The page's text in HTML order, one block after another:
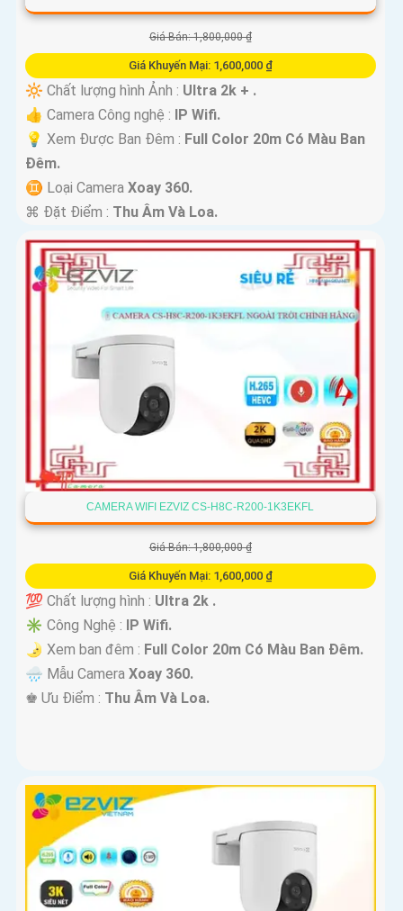
Giá Bán: 1,800,000 ₫
Giá Khuyến Mại: 1,600,000 ₫
🔆 Chất lượng hình Ảnh : Ultra 2k + .
👍 Camera Công nghệ : IP Wifi.
💡 Xem Được Ban Đêm : Full Color 20m Có Màu Ban
Ðêm.
♊ Loại Camera Xoay 360.
️⌘ Đặt Điểm : Thu Âm Và Loa.
CAMERA WIFI EZVIZ CS-H8C-R200-1K3EKFL
Giá Bán: 1,800,000 ₫
Giá Khuyến Mại: 1,600,000 ₫
💯 Chất lượng hình : Ultra 2k .
✳️ Công Nghệ :
IP Wifi.
🌛 Xem ban đêm : Full Color 20m Có Màu Ban Ðêm.
🌧️ Mẫu Camera Xoay 360.
️♚ Ưu Điểm : Thu Âm Và Loa.